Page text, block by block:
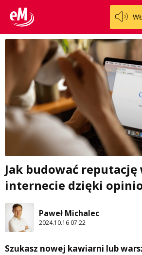
Jak budować reputację
internecie dzięki
Paweł Michalec
2024.10.16 07:22
Szukasz nowej kawiarni lub